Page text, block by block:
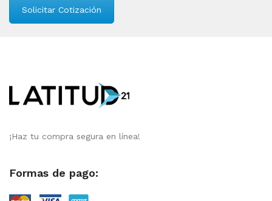
Solicitar Cotización
¡Haz tu compra segura en línea!
Formas de pago: